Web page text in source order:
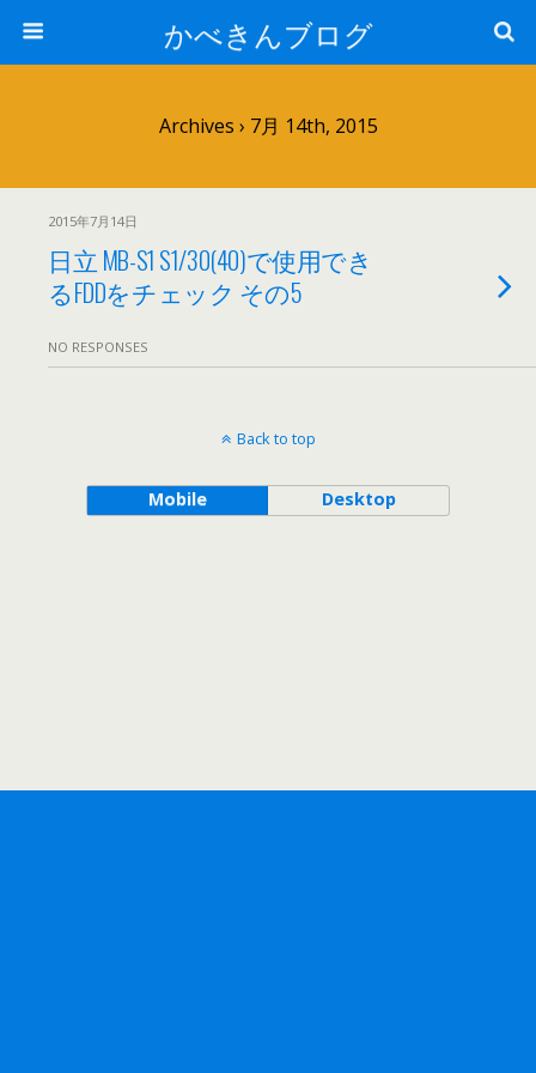
かべきんブログ
Archives › 7月 14th, 2015
2015年7月14日
日立 MB-S1 S1/30(40)で使用でき
るFDDをチェック その5
NO RESPONSES
Back to top
Mobile Desktop